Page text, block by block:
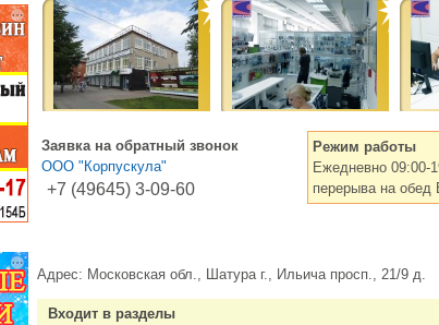
Заявка на обратный звонок
ООО "Корпускула"
+7 (49645) 3-09-60
Режим работы
Ежедневно 09:00-
перерыва на обед
Адрес: Московская обл., Шатура г., Ильича просп., 21/9 д.
Входит в разделы